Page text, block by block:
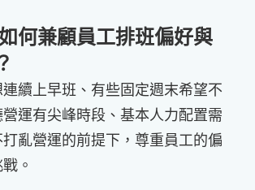
何兼顧員工排班偏好與
續上早班、有些固定週末希望不
運有尖峰時段、基本人力配置需
亂營運的前提下，尊重員工的偏
。